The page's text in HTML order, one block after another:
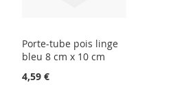
Porte-tube pois linge
bleu 8 cm x 10 cm
4,59 €